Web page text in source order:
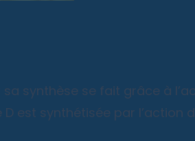
synthèse se fait grâce à
est synthétisée par l’action